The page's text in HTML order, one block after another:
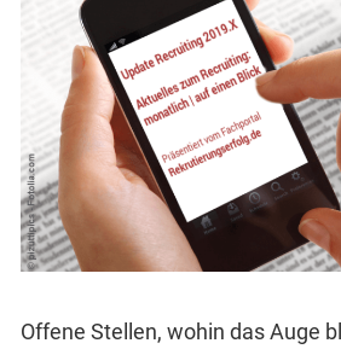
Offene Stellen, wohin das Auge